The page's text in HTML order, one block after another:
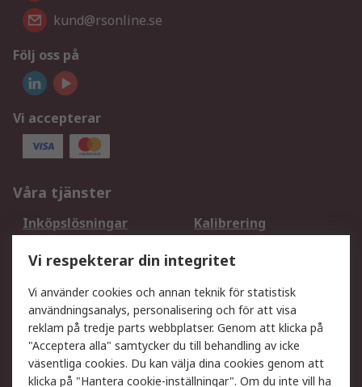
kund@rsonline.se
Följ oss på
Vi accepterar
Våra tjänster
Inköpslösningar
Kalibrering
DesignSpark
Teknisk Support
Ditt lokala säljteam
Exportlösningar
Support
Få hjälp
Retur av varor
Vi respekterar din integritet
Vi använder cookies och annan teknik för statistisk
användningsanalys, personalisering och för att visa
reklam på tredje parts webbplatser. Genom att klicka på
"Acceptera alla" samtycker du till behandling av icke
väsentliga cookies. Du kan välja dina cookies genom att
klicka på "Hantera cookie-inställningar". Om du inte vill ha